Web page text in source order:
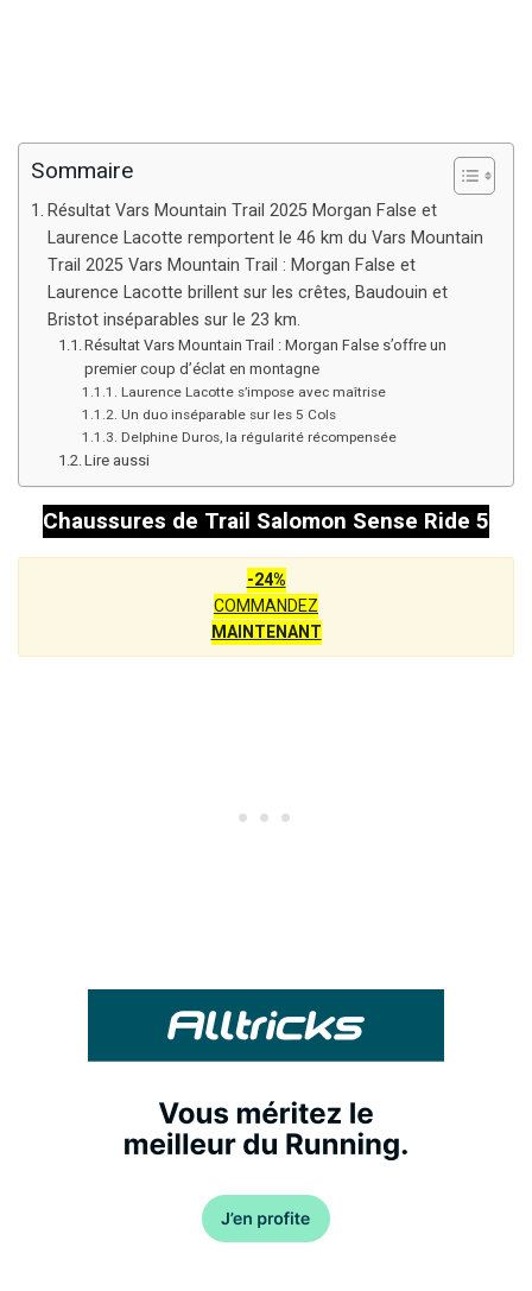
Sommaire
Résultat Vars Mountain Trail 2025 Morgan False et
Laurence Lacotte remportent le 46 km du Vars Mountain
Trail 2025 Vars Mountain Trail : Morgan False et
Laurence Lacotte brillent sur les crêtes, Baudouin et
Bristot inséparables sur le 23 km.
Résultat Vars Mountain Trail : Morgan False s’offre un
premier coup d’éclat en montagne
Laurence Lacotte s’impose avec maîtrise
Un duo inséparable sur les 5 Cols
Delphine Duros, la régularité récompensée
Lire aussi
Chaussures de Trail Salomon Sense Ride 5
-24%
COMMANDEZ
MAINTENANT